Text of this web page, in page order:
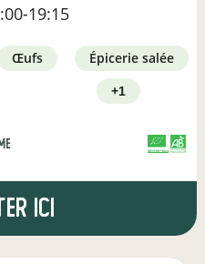
19:15
œufs
épicerie salée
+1
ici